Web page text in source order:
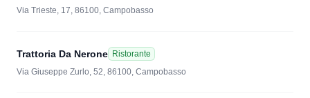
Via Trieste, 17, 86100, Campobasso
Trattoria Da Nerone Ristorante
Via Giuseppe Zurlo, 52, 86100, Campobasso